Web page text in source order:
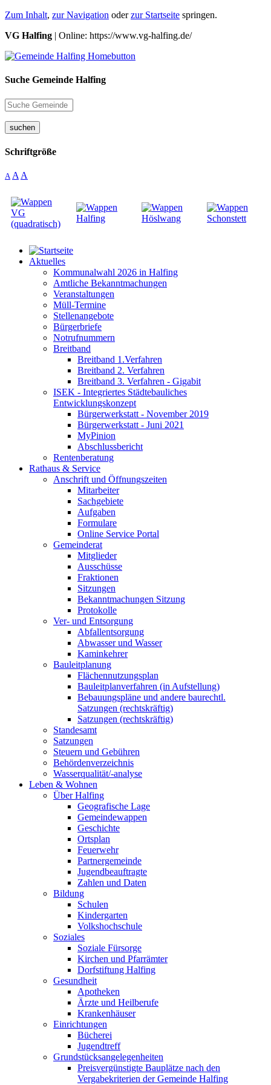
Zum Inhalt, zur Navigation oderzur Startseite springen.
VG Halfing | Online: https://www.vg-halfing.de/
Suche Gemeinde Halfing
suchen
Schriftgröße
A A A
Aktuelles
Kommunalwahl 2026 in Halfing
Amtliche Bekanntmachungen
Veranstaltungen
Müll-Termine
Stellenangebote
Bürgerbriefe
Notrufnummern
Breitband
Breitband 1.Verfahren
Breitband 2. Verfahren
Breitband 3. Verfahren - Gigabit
ISEK - Integriertes Städtebauliches
Entwicklungskonzept
Bürgerwerkstatt - November 2019
Bürgerwerkstatt - Juni 2021
MyPinion
Abschlussbericht
Rentenberatung
Rathaus & Service
Anschrift und Öffnungszeiten
Mitarbeiter
Sachgebiete
Aufgaben
Formulare
Online Service Portal
Gemeinderat
Mitglieder
Ausschüsse
Fraktionen
Sitzungen
Bekanntmachungen Sitzung
Protokolle
Ver- und Entsorgung
Abfallentsorgung
Abwasser und Wasser
Kaminkehrer
Bauleitplanung
Flächennutzungsplan
Bauleitplanverfahren (in Aufstellung)
Bebauungspläne und andere baurechtl.
Satzungen (rechtskräftig)
Satzungen (rechtskräftig)
Standesamt
Satzungen
Steuern und Gebühren
Behördenverzeichnis
Wasserqualität/-analyse
Leben & Wohnen
Über Halfing
Geografische Lage
Gemeindewappen
Geschichte
Ortsplan
Feuerwehr
Partnergemeinde
Jugendbeauftragte
Zahlen und Daten
Bildung
Schulen
Kindergarten
Volkshochschule
Soziales
Soziale Fürsorge
Kirchen und Pfarrämter
Dorfstiftung Halfing
Gesundheit
Apotheken
Ärzte und Heilberufe
Krankenhäuser
Einrichtungen
Bücherei
Jugendtreff
Grundstücksangelegenheiten
Preisvergünstigte Bauplätze nach den
Vergabekriterien der Gemeinde Halfing